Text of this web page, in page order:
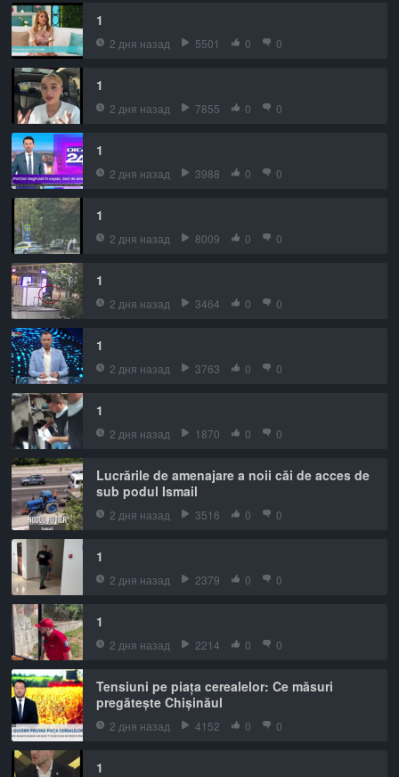
1
2 дня назад 5501 0 0
1
2 дня назад 7855 0 0
1
2 дня назад 3988 0 0
1
2 дня назад 8009 0 0
1
2 дня назад 3464 0 0
1
2 дня назад 3763 0 0
1
2 дня назад 1870 0 0
Lucrările de amenajare a noii căi de acces de
sub podul Ismail
2 дня назад 3516 0 0
1
2 дня назад 2379 0 0
1
2 дня назад 2214 0 0
Tensiuni pe piața cerealelor: Ce măsuri
pregătește Chișinăul
2 дня назад 4152 0 0
1